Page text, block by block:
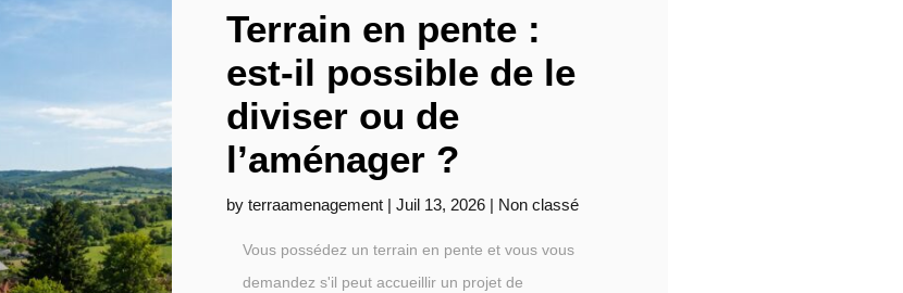
Terrain en pente :
est-il possible de le
diviser ou de
l’aménager ?
by terraamenagement| Juil 13, 2026| Non classé
Vous possédez un terrain en pente et vous vous
demandez s'il peut accueillir un projet de